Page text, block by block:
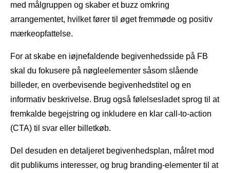
med målgruppen og skaber et buzz omkring
arrangementet, hvilket fører til øget fremmøde og positiv
mærkeopfattelse.
For at skabe en iøjnefaldende begivenhedsside på FB
skal du fokusere på nøgleelementer såsom slående
billeder, en overbevisende begivenhedstitel og en
informativ beskrivelse. Brug også følelsesladet sprog til at
fremkalde begejstring og inkludere en klar call-to-action
(CTA) til svar eller billetkøb.
Del desuden en detaljeret begivenhedsplan, målret mod
dit publikums interesser, og brug branding-elementer til at